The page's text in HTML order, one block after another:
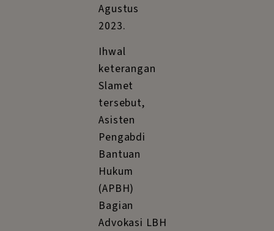
Agustus
2023.
Ihwal
keterangan
Slamet
tersebut,
Asisten
Pengabdi
Bantuan
Hukum
(APBH)
Bagian
Advokasi LBH